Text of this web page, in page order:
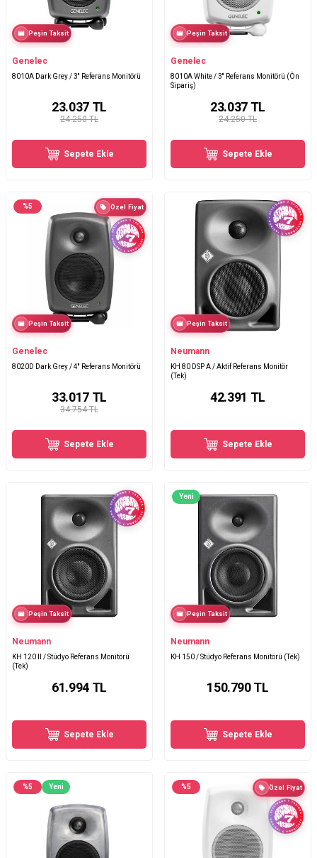
Peşin Taksit
Genelec
8010A Dark Grey / 3'' Referans Monitörü
24.250 TL
23.037TL
Sepete Ekle
Peşin Taksit
Genelec
8010A White / 3'' Referans Monitörü (Ön
Sipariş)
24.250 TL
23.037TL
Sepete Ekle
%5 Özel Fiyat
Peşin Taksit
Genelec
8020D Dark Grey / 4'' Referans Monitörü
34.754 TL
33.017TL
Sepete Ekle
Peşin Taksit
Neumann
KH 80 DSP A / Aktif Referans Monitör
(Tek)
42.391 TL
Sepete Ekle
Peşin Taksit
Neumann
KH 120 II / Stüdyo Referans Monitörü
(Tek)
61.994TL
Sepete Ekle
Yeni
Peşin Taksit
Neumann
KH 150 / Stüdyo Referans Monitörü (Tek)
150.790TL
Sepete Ekle
%5 Yeni %5 Özel Fiyat